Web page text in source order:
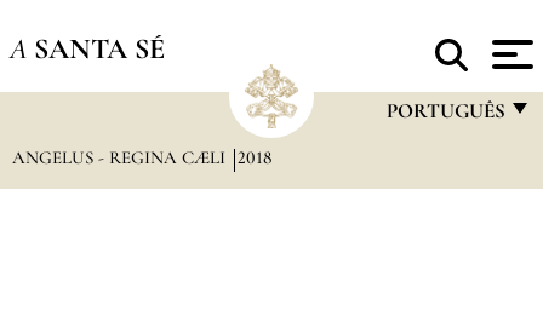
A SANTA SÉ
PORTUGUÊS
ANGELUS - REGINA CÆLI 2018